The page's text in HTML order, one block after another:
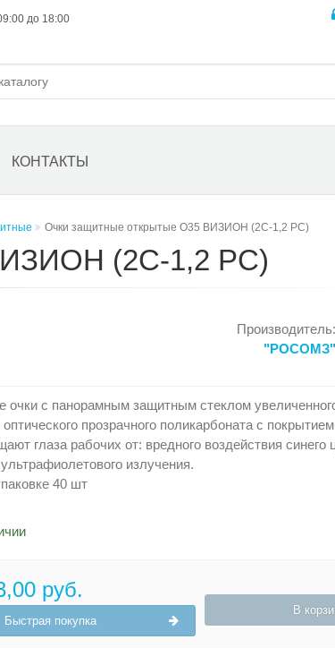
до 18:00
КОНТАКТЫ
Очки защитные открытые О35 ВИЗИОН (2С-1,2 PС)
(2С-1,2 PС)
Производитель:
"РОСОМЗ"
очки с панорамным защитным стеклом
оптического прозрачного поликарбоната с
глаза рабочих от: вредного воздействия синего
излучения.
40 шт
руб.
Быстрая покупка
В